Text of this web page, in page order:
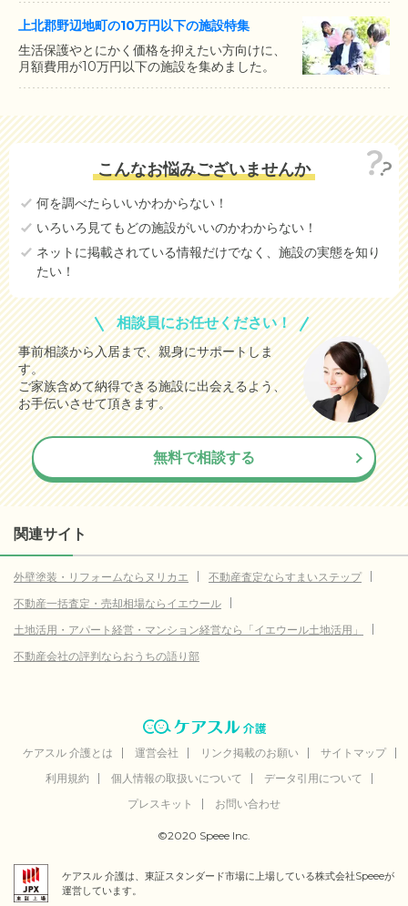
上北郡野辺地町の10万円以下の施設特集
生活保護やとにかく価格を抑えたい方向けに、
月額費用が10万円以下の施設を集めました。
こんなお悩みございませんか
何を調べたらいいかわからない！
いろいろ見てもどの施設がいいのかわからない！
ネットに掲載されている情報だけでなく、施設の実態を知り
たい！
相談員にお任せください！
事前相談から入居まで、親身にサポートしま
す。
ご家族含めて納得できる施設に出会えるよう、
お手伝いさせて頂きます。
無料で相談する
関連サイト
外壁塗装・リフォームならヌリカエ
不動産査定ならすまいステップ
不動産一括査定・売却相場ならイエウール
土地活用・アパート経営・マンション経営なら「イエウール土地活用」
不動産会社の評判ならおうちの語り部
ケアスル 介護とは 運営会社 リンク掲載のお願い
サイトマップ
利用規約
個人情報の取扱いについて
データ引用について
プレスキット
お問い合わせ
©2020 Speee Inc.
ケアスル 介護は、東証スタンダード市場に上場している株式会社Speeeが
運営しています。